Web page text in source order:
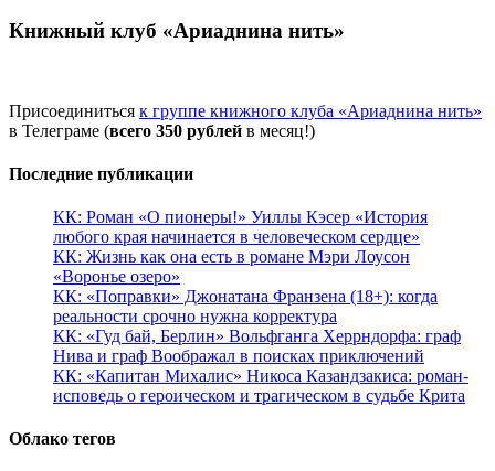
Книжный клуб «Ариаднина нить»
Присоединиться к группе книжного клуба «Ариаднина нить»
в Телеграме (всего 350 рублей в месяц!)
Последние публикации
КК: Роман «О пионеры!» Уиллы Кэсер «История
любого края начинается в человеческом сердце»
КК: Жизнь как она есть в романе Мэри Лоусон
«Воронье озеро»
КК: «Поправки» Джонатана Франзена (18+): когда
реальности срочно нужна корректура
КК: «Гуд бай, Берлин» Вольфганга Херрндорфа: граф
Нива и граф Воображал в поисках приключений
КК: «Капитан Михалис» Никоса Казандзакиса: роман-
исповедь о героическом и трагическом в судьбе Крита
Облако тегов